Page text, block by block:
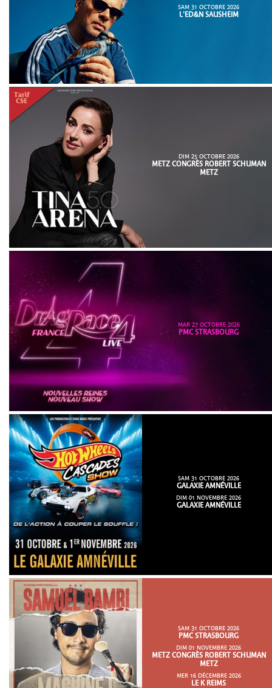
SAM 31 OCTOBRE 2026
L'ED&N SAUSHEIM
DIM 25 OCTOBRE 2026
METZ CONGRÈS ROBERT SCHUMAN
METZ
MAR 27 OCTOBRE 2026
PMC STRASBOURG
SAM 31 OCTOBRE 2026
GALAXIE AMNÉVILLE
DIM 01 NOVEMBRE 2026
GALAXIE AMNÉVILLE
SAM 31 OCTOBRE 2026
PMC STRASBOURG
DIM 01 NOVEMBRE 2026
METZ CONGRÈS ROBERT SCHUMAN
METZ
MER 16 DÉCEMBRE 2026
LE K REIMS